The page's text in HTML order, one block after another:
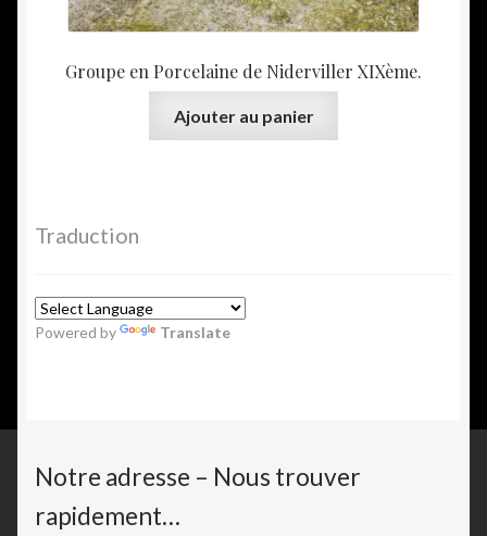
Groupe en Porcelaine de Niderviller XIXème.
Ajouter au panier
Traduction
Powered by Translate
Notre adresse – Nous trouver
rapidement…